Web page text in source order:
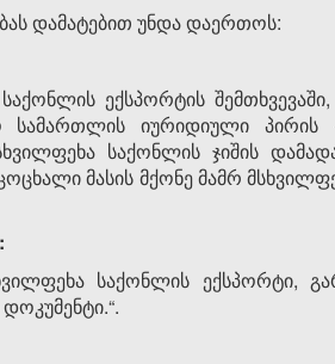
დამატებით უნდა დაერთოს:
ექსპორტის
სამართლის იურიდიული
საქონლის ჯიშის
მასის მქონე მამრ
საქონლის ექსპორტი,